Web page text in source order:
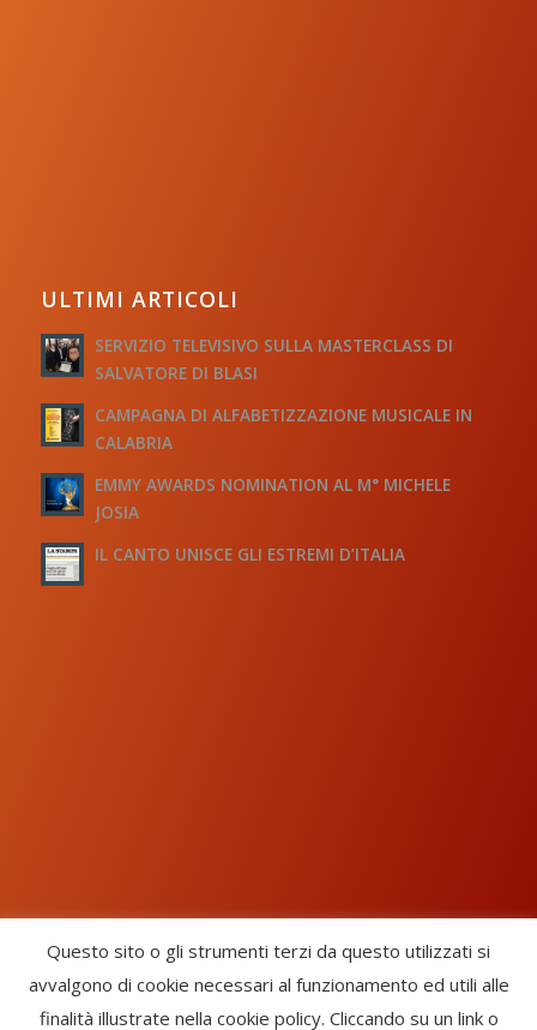
ULTIMI ARTICOLI
SERVIZIO TELEVISIVO SULLA MASTERCLASS DI
SALVATORE DI BLASI
CAMPAGNA DI ALFABETIZZAZIONE MUSICALE IN
CALABRIA
EMMY AWARDS NOMINATION AL M° MICHELE
JOSIA
IL CANTO UNISCE GLI ESTREMI D’ITALIA
Chorus Inside - International Choral Federation - APS Ente Terzo
Questo sito o gli strumenti terzi da questo utilizzati si
avvalgono di cookie necessari al funzionamento ed utili alle
finalità illustrate nella cookie policy. Cliccando su un link o